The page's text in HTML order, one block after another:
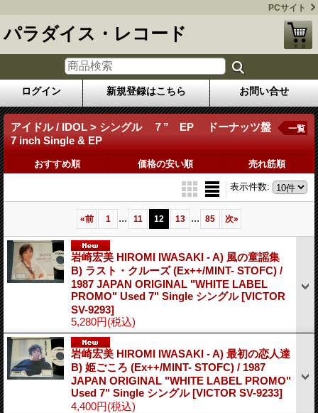
PCサイト
パラダイス・レコード
ログイン 新規登録はこちら お問い合せ
アイドル / IDOL > シングル ７” EP ドーナッツ盤
7 inch Single & EP
一覧
おすすめ順 価格の安い順 売れ筋順
表示件数:
«前 1 ... 11 12 13 ... 85 次»
岩崎宏美 HIROMI IWASAKI - A) 風の童謡集
B) ラスト・クルーズ (Ex++/MINT- STOFC) /
1987 JAPAN ORIGINAL "WHITE LABEL
PROMO" Used 7" Single シングル[VICTOR
SV-9293]
5,280円(税込)
岩崎宏美 HIROMI IWASAKI - A) 最初の恋人達
B) 姫ごころ (Ex++/MINT- STOFC) / 1987
JAPAN ORIGINAL "WHITE LABEL PROMO"
Used 7" Single シングル[VICTOR SV-9233]
4,400円(税込)